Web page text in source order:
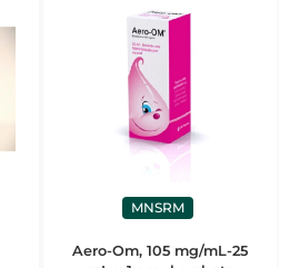
MNSRM
Aero-Om, 105 mg/mL-25